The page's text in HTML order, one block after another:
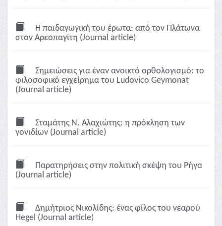
Η παιδαγωγική του έρωτα: από τον Πλάτωνα
στον Αρεοπαγίτη (Journal article)
Σημειώσεις για έναν ανοικτό ορθολογισμό: το
φιλοσοφικό εγχείρημα του Ludovico Geymonat
(Journal article)
Σταμάτης Ν. Αλαχιώτης: η πρόκληση των
γονιδίων (Journal article)
Παρατηρήσεις στην πολιτική σκέψη του Ρήγα
(Journal article)
Δημήτριος Νικολίδης: ένας φίλος του νεαρού
Hegel (Journal article)